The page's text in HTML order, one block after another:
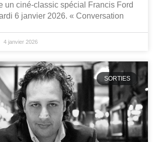
un ciné-classic spécial Francis Ford
6 janvier 2026. « Conversation
4 janvier 2026
SORTIES